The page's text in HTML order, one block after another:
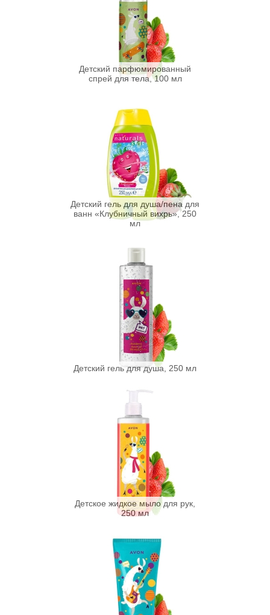
Детский парфюмированный
спрей для тела, 100 мл
Детский гель для душа/пена для
ванн «Клубничный вихрь», 250
мл
Детский гель для душа, 250 мл
Детское жидкое мыло для рук,
250 мл